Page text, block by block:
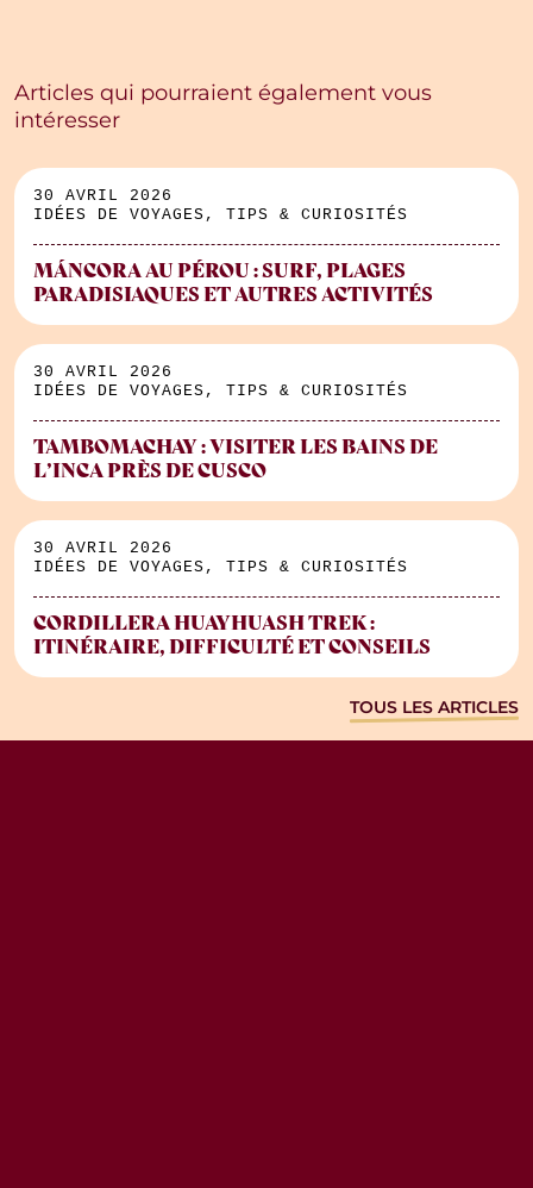
Articles qui pourraient également vous
intéresser
TOUS LES ARTICLES
30 AVRIL 2026
IDÉES DE VOYAGES, TIPS & CURIOSITÉS
MÁNCORA AU PÉROU : SURF, PLAGES
PARADISIAQUES ET AUTRES ACTIVITÉS
30 AVRIL 2026
IDÉES DE VOYAGES, TIPS & CURIOSITÉS
TAMBOMACHAY : VISITER LES BAINS DE
L’INCA PRÈS DE CUSCO
30 AVRIL 2026
IDÉES DE VOYAGES, TIPS & CURIOSITÉS
CORDILLERA HUAYHUASH TREK :
ITINÉRAIRE, DIFFICULTÉ ET CONSEILS